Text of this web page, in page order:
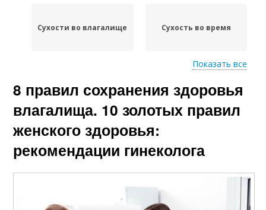
Сухости во влагалище Сухость во время
Свечи от сухости
Показать все
8 правил сохранения здоровья
влагалища. 10 золотых правил
женского здоровья:
рекомендации гинеколога